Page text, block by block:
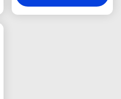
Houdersherinneringen